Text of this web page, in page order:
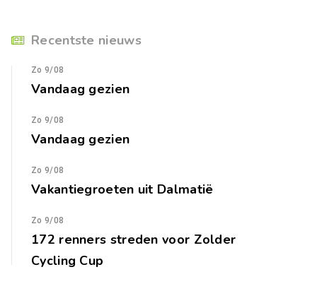
Recentste nieuws
Zo 9/08
Vandaag gezien
Zo 9/08
Vandaag gezien
Zo 9/08
Vakantiegroeten uit Dalmatië
Zo 9/08
172 renners streden voor Zolder
Cycling Cup